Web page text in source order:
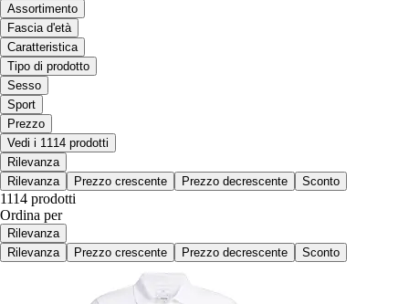
Assortimento
Fascia d'età
Caratteristica
Tipo di prodotto
Sesso
Sport
Prezzo
Vedi i 1114 prodotti
Rilevanza
Rilevanza
Prezzo crescente Prezzo decrescente Sconto
1114 prodotti
Ordina per
Rilevanza
Rilevanza
Prezzo crescente Prezzo decrescente Sconto